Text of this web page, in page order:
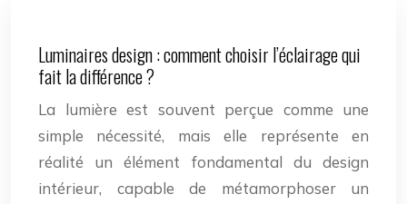
Luminaires design : comment choisir l’éclairage qui
fait la différence ?
La lumière est souvent perçue comme une
simple nécessité, mais elle représente en
réalité un élément fondamental du design
intérieur, capable de métamorphoser un